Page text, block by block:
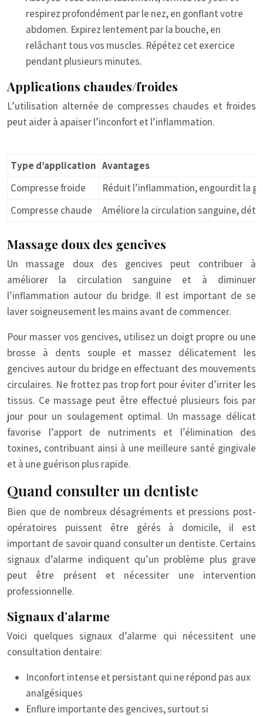
respirez profondément par le nez, en gonflant votre
abdomen. Expirez lentement par la bouche, en
relâchant tous vos muscles. Répétez cet exercice
pendant plusieurs minutes.
Applications chaudes/froides
L’utilisation alternée de compresses chaudes et froides
peut aider à apaiser l’inconfort et l’inflammation.
Type d’application Avantages
Compresse froide
Réduit l’inflammation, engourdit la
Compresse chaude
Améliore la circulation sanguine,
Massage doux des gencives
Un massage doux des gencives peut contribuer à
améliorer la circulation sanguine et à diminuer
l’inflammation autour du bridge. Il est important de se
laver soigneusement les mains avant de commencer.
Pour masser vos gencives, utilisez un doigt propre ou une
brosse à dents souple et massez délicatement les
gencives autour du bridge en effectuant des mouvements
circulaires. Ne frottez pas trop fort pour éviter d’irriter les
tissus. Ce massage peut être effectué plusieurs fois par
jour pour un soulagement optimal. Un massage délicat
favorise l’apport de nutriments et l’élimination des
toxines, contribuant ainsi à une meilleure santé gingivale
et à une guérison plus rapide.
Quand consulter un dentiste
Bien que de nombreux désagréments et pressions post-
opératoires puissent être gérés à domicile, il est
important de savoir quand consulter un dentiste. Certains
signaux d’alarme indiquent qu’un problème plus grave
peut être présent et nécessiter une intervention
professionnelle.
Signaux d’alarme
Voici quelques signaux d’alarme qui nécessitent une
consultation dentaire:
Inconfort intense et persistant qui ne répond pas aux
analgésiques
Enflure importante des gencives, surtout si